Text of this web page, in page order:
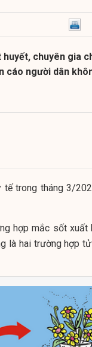
chuyên gia
cáo người dân
trong tháng 3/
hợp mắc sốt xuất
là hai trường hợp